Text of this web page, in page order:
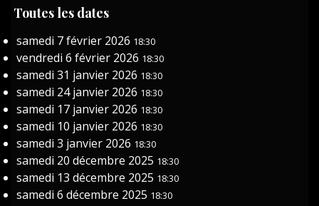
Toutes les dates
samedi 7 février 2026 18:30
vendredi 6 février 2026 18:30
samedi 31 janvier 2026 18:30
samedi 24 janvier 2026 18:30
samedi 17 janvier 2026 18:30
samedi 10 janvier 2026 18:30
samedi 3 janvier 2026 18:30
samedi 20 décembre 2025 18:30
samedi 13 décembre 2025 18:30
samedi 6 décembre 2025 18:30